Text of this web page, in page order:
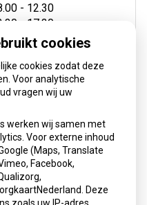
tot
- 12.30
tot
- 17.30
tot
- 12.30
medische gegevens
cookies
cookies zodat deze
Voor analytische
vragen wij uw
werken wij samen met
Voor externe inhoud
(Maps, Translate
Facebook,
Deze